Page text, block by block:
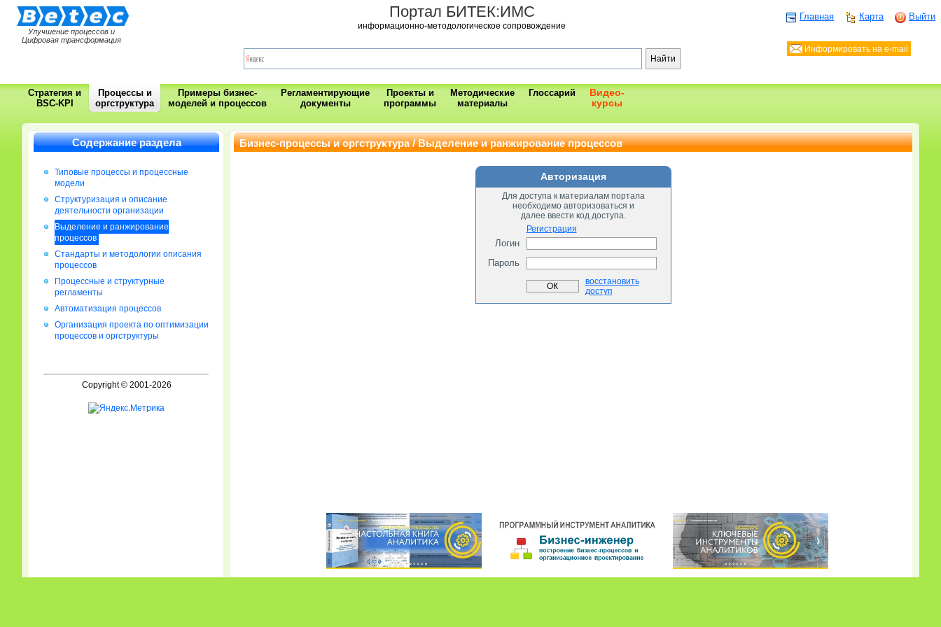
Улучшение процессов и
Цифровая трансформация
Портал БИТЕК:ИМС
информационно-методологическое сопровождение
Главная Карта Выйти
Информировать на e-mail
Стратегия и
BSC-KPI
Процессы и
оргструктура
Примеры бизнес-
моделей и процессов
Регламентирующие
документы
Проекты и
программы
Методические
материалы
Глоссарий
Видео-
курсы
Содержание раздела
Типовые процессы и процессные
модели
Cтруктуризация и описание
деятельности организации
Выделение и ранжирование
процессов
Стандарты и методологии описания
процессов
Процессные и структурные
регламенты
Автоматизация процессов
Организация проекта по оптимизации
процессов и оргструктуры
Copyright © 2001-2026
Бизнес-процессы и оргструктура / Выделение и ранжирование процессов
Авторизация
Для доступа к материалам портала
необходимо авторизоваться и
далее ввести код доступа.
Регистрация
Логин
Пароль
восстановить
доступ